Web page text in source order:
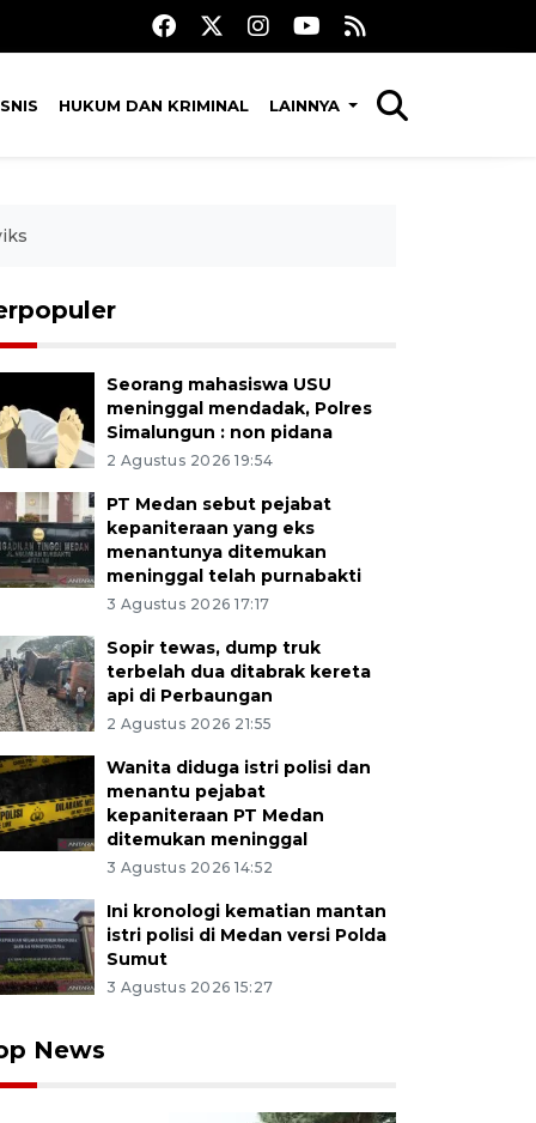
HUKUM DAN KRIMINAL LAINNYA
Seorang mahasiswa USU
meninggal mendadak, Polres
Simalungun : non pidana
2 Agustus 2026 19:54
PT Medan sebut pejabat
kepaniteraan yang eks
menantunya ditemukan
meninggal telah purnabakti
3 Agustus 2026 17:17
Sopir tewas, dump truk
terbelah dua ditabrak kereta
api di Perbaungan
2 Agustus 2026 21:55
Wanita diduga istri polisi dan
menantu pejabat
kepaniteraan PT Medan
ditemukan meninggal
3 Agustus 2026 14:52
Ini kronologi kematian mantan
istri polisi di Medan versi Polda
Sumut
3 Agustus 2026 15:27
News